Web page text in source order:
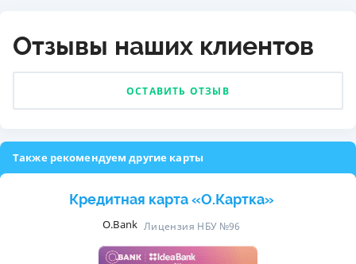
Отзывы наших клиентов
ОСТАВИТЬ ОТЗЫВ
Также рекомендуем другие карты
Кредитная карта «O.Картка»
O.Bank Лицензия НБУ №96